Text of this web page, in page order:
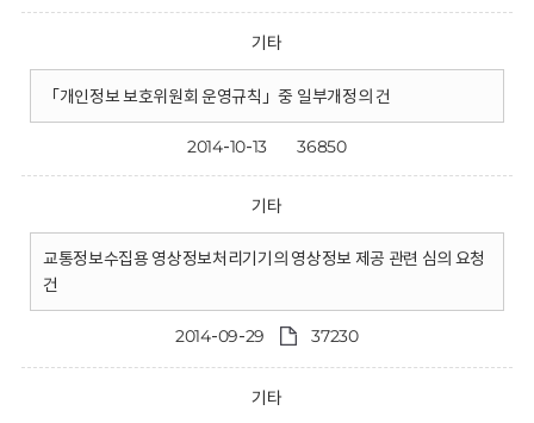
기타
「개인정보 보호위원회 운영규칙」중 일부개정의 건
2014-10-13 36850
기타
교통정보수집용 영상정보처리기기의 영상정보 제공 관련 심의 요청
건
2014-09-29 37230
기타